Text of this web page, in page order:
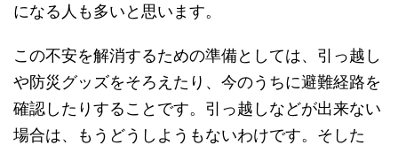
になる人も多いと思います。
この不安を解消するための準備としては、引っ越し
や防災グッズをそろえたり、今のうちに避難経路を
確認したりすることです。引っ越しなどが出来ない
場合は、もうどうしようもないわけです。そした